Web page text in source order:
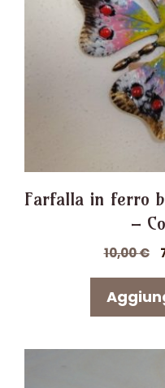
Farfalla in ferro
–
10,00€